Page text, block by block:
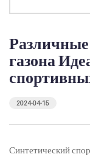
Различные
газона
2024-04-15
Синтетический